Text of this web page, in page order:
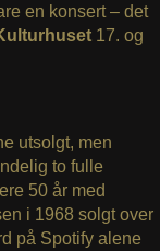
en konsert – det
17. og
utsolgt, men
to fulle
50 år med
i 1968 solgt over
på Spotify alene